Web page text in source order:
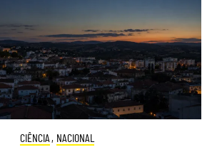
CIÊNCIA , NACIONAL